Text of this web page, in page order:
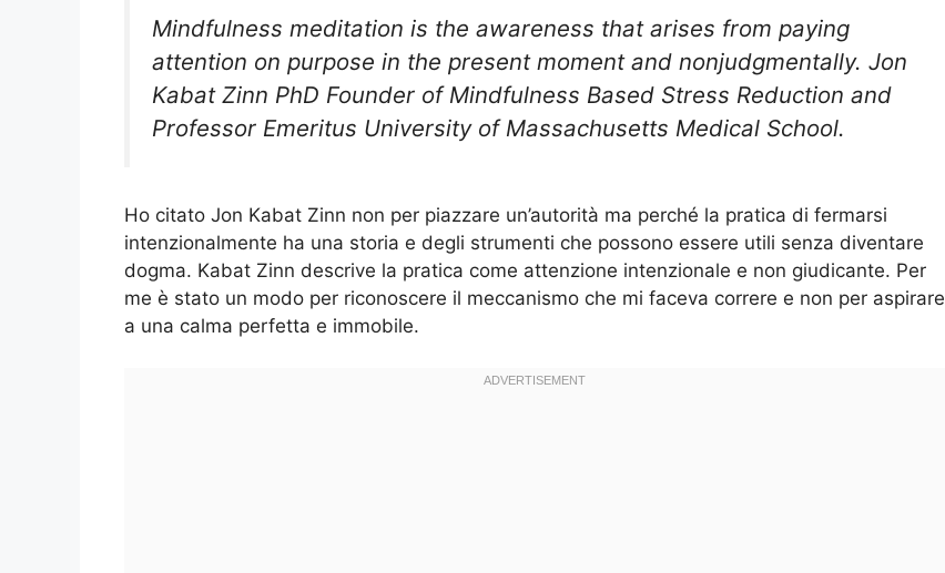
Mindfulness meditation is the awareness that arises from paying
attention on purpose in the present moment and nonjudgmentally. Jon
Kabat Zinn PhD Founder of Mindfulness Based Stress Reduction and
Professor Emeritus University of Massachusetts Medical School.
Ho citato Jon Kabat Zinn non per piazzare un’autorità ma perché la pratica di fermarsi
intenzionalmente ha una storia e degli strumenti che possono essere utili senza diventare
dogma. Kabat Zinn descrive la pratica come attenzione intenzionale e non giudicante. Per
me è stato un modo per riconoscere il meccanismo che mi faceva correre e non per aspirare
a una calma perfetta e immobile.